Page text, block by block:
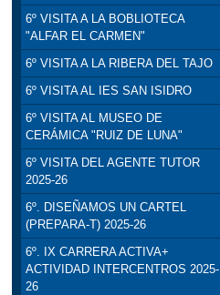
6º VISITA A LA BOBLIOTECA
"ALFAR EL CARMEN"
6º VISITA A LA RIBERA DEL TAJO
6º VISITA AL IES SAN ISIDRO
6º VISITA AL MUSEO DE
CERÁMICA "RUIZ DE LUNA"
6º VISITA DEL AGENTE TUTOR
2025-26
6º. DISEÑAMOS UN CARTEL
(PREPARA-T) 2025-26
6º. IX CARRERA ACTIVA+
ACTIVIDAD INTERCENTROS 2025-
26